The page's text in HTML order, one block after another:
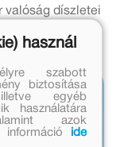
valóság díszletei
használ
szabott
biztosítása
egyéb
használatára
azok
információ
ide